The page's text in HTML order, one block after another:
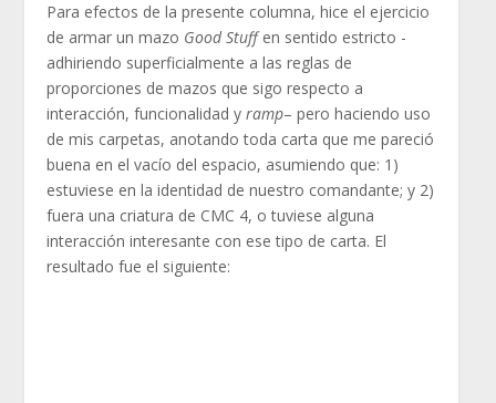
Para efectos de la presente columna, hice el ejercicio
de armar un mazo Good Stuffen sentido estricto -
adhiriendo superficialmente a las reglas de
proporciones de mazos que sigo respecto a
interacción, funcionalidad yramp– pero haciendo uso
de mis carpetas, anotando toda carta que me pareció
buena en el vacío del espacio, asumiendo que: 1)
estuviese en la identidad de nuestro comandante; y 2)
fuera una criatura de CMC 4, o tuviese alguna
interacción interesante con ese tipo de carta. El
resultado fue el siguiente: